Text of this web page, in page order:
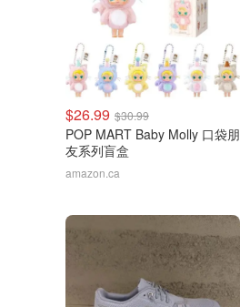
$26.99 $30.99
POP MART Baby Molly 口袋朋
友系列盲盒
amazon.ca